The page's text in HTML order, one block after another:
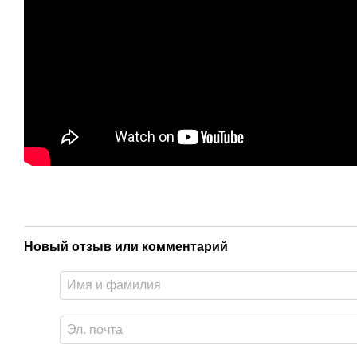
Новый отзыв или комментарий